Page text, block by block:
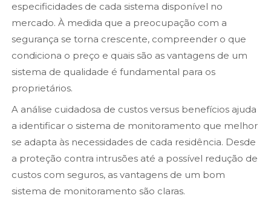
especificidades de cada sistema disponível no
mercado. À medida que a preocupação com a
segurança se torna crescente, compreender o que
condiciona o preço e quais são as vantagens de um
sistema de qualidade é fundamental para os
proprietários.
A análise cuidadosa de custos versus benefícios ajuda
a identificar o sistema de monitoramento que melhor
se adapta às necessidades de cada residência. Desde
a proteção contra intrusões até a possível redução de
custos com seguros, as vantagens de um bom
sistema de monitoramento são claras.